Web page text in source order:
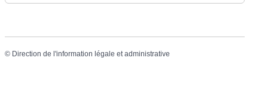
© Direction de l'information légale et administrative